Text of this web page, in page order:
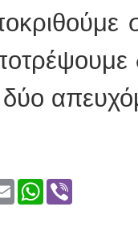
δύο
EmailWhatsApp